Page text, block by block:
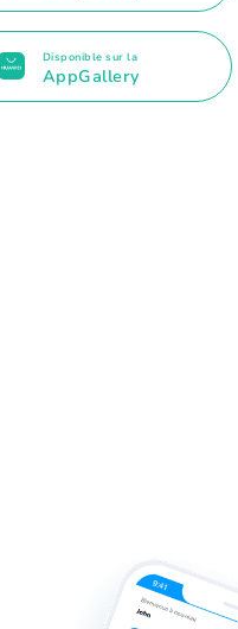
Disponible sur la
AppGallery